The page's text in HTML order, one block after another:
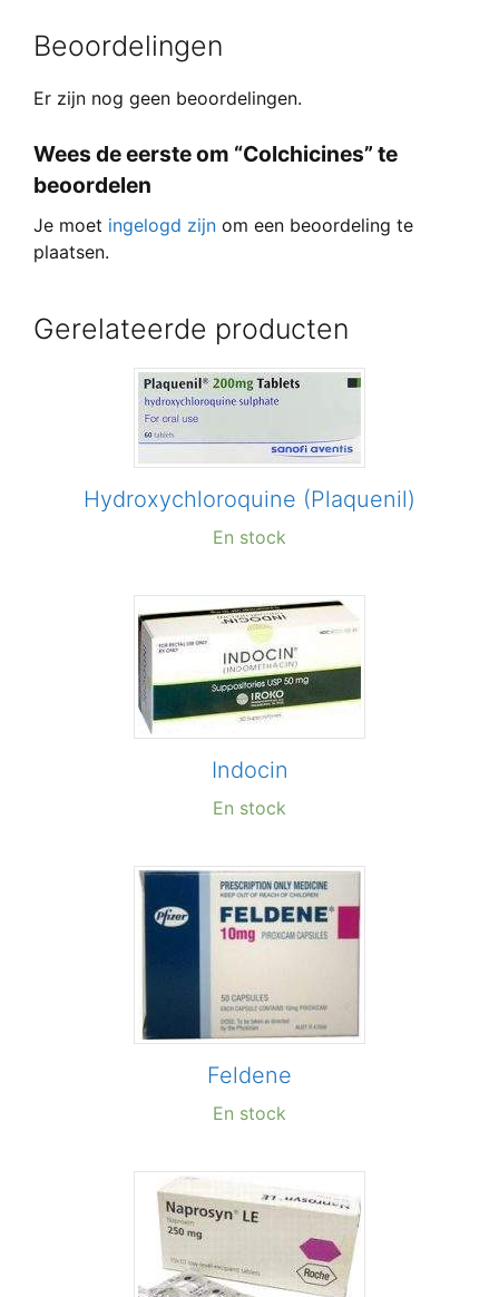
Beoordelingen
Er zijn nog geen beoordelingen.
Wees de eerste om “Colchicines” te
beoordelen
Je moet ingelogd zijn om een beoordeling te
plaatsen.
Gerelateerde producten
Hydroxychloroquine (Plaquenil)
En stock
Indocin
En stock
Feldene
En stock